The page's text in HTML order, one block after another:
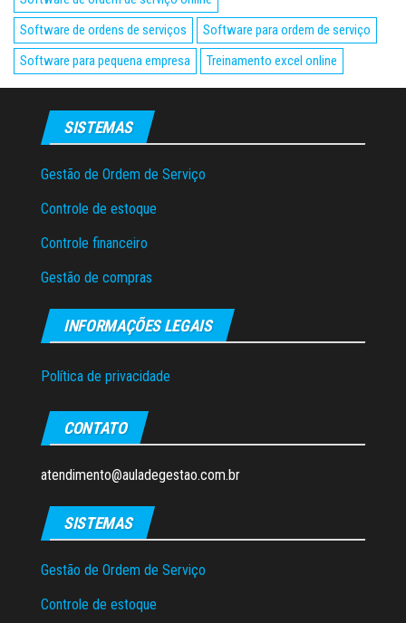
Software de ordens de serviços
Software para ordem de serviço
Software para pequena empresa
Treinamento excel online
SISTEMAS
Gestão de Ordem de Serviço
Controle de estoque
Controle financeiro
Gestão de compras
INFORMAÇÕES LEGAIS
Política de privacidade
CONTATO
atendimento@auladegestao.com.br
SISTEMAS
Gestão de Ordem de Serviço
Controle de estoque